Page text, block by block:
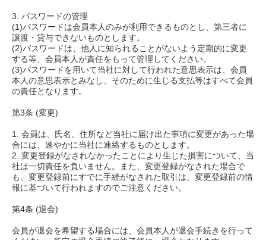
3. パスワードの管理
(1)パスワードは会員本人のみが利用できるものとし、第三者に
譲渡・貸与できないものとします。
(2)パスワードは、他人に知られることがないよう定期的に変更
する等、会員本人が責任をもって管理してください。
(3)パスワードを用いて当社に対して行われた意思表示は、会員
本人の意思表示とみなし、そのために生じる支払等はすべて会員
の責任となります。
第3条 (変更)
1. 会員は、氏名、住所など当社に届け出た事項に変更があった場
合には、速やかに当社に連絡するものとします。
2. 変更登録がなされなかったことにより生じた損害について、当
社は一切責任を負いません。また、変更登録がなされた場合で
も、変更登録前にすでに手続がなされた取引は、変更登録前の情
報に基づいて行われますのでご注意ください。
第4条 (退会)
会員が退会を希望する場合には、会員本人が退会手続きを行って